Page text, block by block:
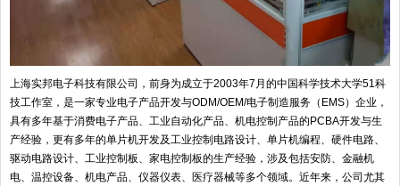
上海实邦电子科技有限公司，前身为成立于2003年7月的中国科学技术大学51科
技工作室，是一家专业电子产品开发与ODM/OEM/电子制造服务（EMS）企业，
具有多年基于消费电子产品、工业自动化产品、机电控制产品的PCBA开发与生
产经验，更有多年的单片机开发及工业控制电路设计、单片机编程、硬件电路、
驱动电路设计、工业控制板、家电控制板的生产经验，涉及包括安防、金融机
电、温控设备、机电产品、仪器仪表、医疗器械等多个领域。近年来，公司尤其